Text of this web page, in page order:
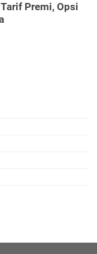
Premi, Opsi